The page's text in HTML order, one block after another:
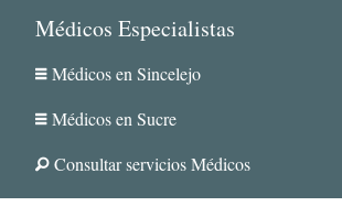
Médicos Especialistas
Médicos en Sincelejo
Médicos en Sucre
Consultar servicios Médicos